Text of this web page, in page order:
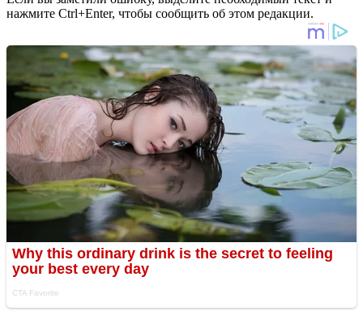
нажмите Ctrl+Enter, чтобы сообщить об этом редакции.